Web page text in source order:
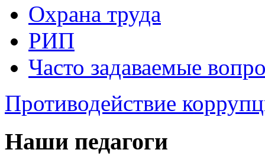
Охрана труда
РИП
Часто задаваемые
Противодействие
Наши педагоги